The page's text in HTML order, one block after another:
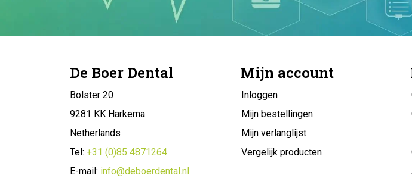
De Boer Dental
Bolster 20
9281 KK Harkema
Netherlands
Tel: +31 (0)85 4871264
E-mail: info@deboerdental.nl
Mijn account
Inloggen
Mijn bestellingen
Mijn verlanglijst
Vergelijk producten